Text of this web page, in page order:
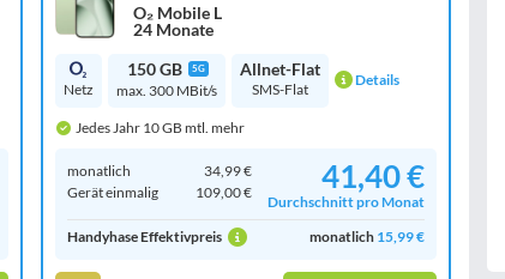
O₂ Mobile L
24 Monate
Netz
150 GB 5G
max. 300 MBit/s
Allnet-Flat
SMS-Flat Details
Jedes Jahr 10 GB mtl. mehr
monatlich
34,99 €
Gerät einmalig
109,00 € 41,40 €
Durchschnitt pro Monat
Handyhase Effektivpreis
monatlich 15,99 €